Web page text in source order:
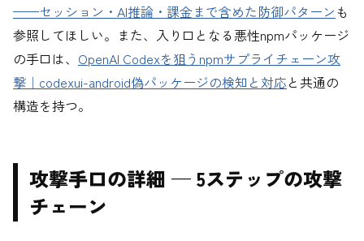
——セッション・AI推論・課金まで含めた防御パターンも
参照してほしい。また、入り口となる悪性npmパッケージ
の手口は、 OpenAI Codexを狙うnpmサプライチェーン攻
撃｜codexui-android偽パッケージの検知と対応と共通の
構造を持つ。
攻撃手口の詳細 — 5ステップの攻撃
チェーン